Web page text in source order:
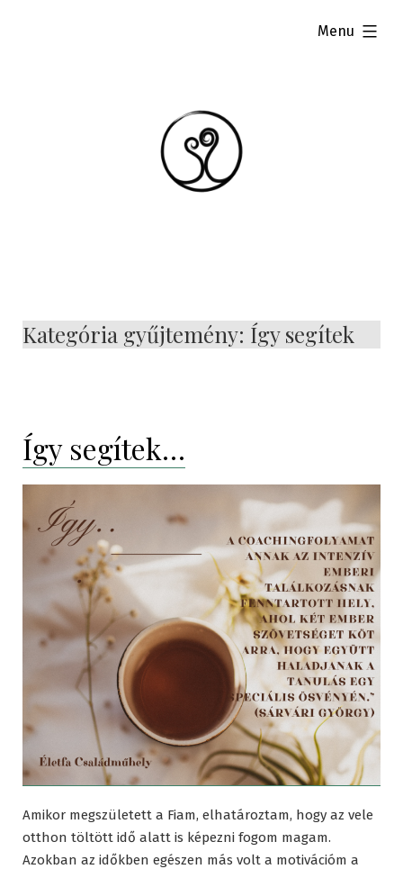
Menu
expanded
Kategória gyűjtemény: Így segítek
Így segítek…
Amikor megszületett a Fiam, elhatároztam, hogy az vele
otthon töltött idő alatt is képezni fogom magam.
Azokban az időkben egészen más volt a motivációm a